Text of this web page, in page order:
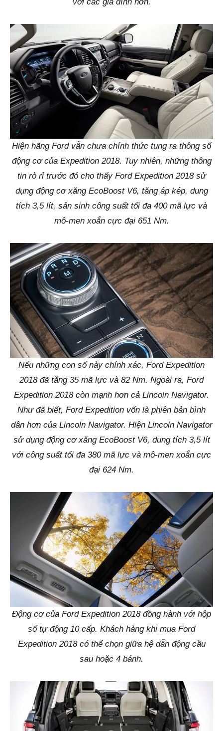
Hiện hãng Ford vẫn chưa chính thức tung ra thông số
động cơ của Expedition 2018. Tuy nhiên, những thông
tin rò rỉ trước đó cho thấy Ford Expedition 2018 sử
dụng động cơ xăng EcoBoost V6, tăng áp kép, dung
tích 3,5 lít, sản sinh công suất tối đa 400 mã lực và
mô-men xoắn cực đại 651 Nm.
Nếu những con số này chính xác, Ford Expedition
2018 đã tăng 35 mã lực và 82 Nm. Ngoài ra, Ford
Expedition 2018 còn mạnh hơn cả Lincoln Navigator.
Như đã biết, Ford Expedition vốn là phiên bản bình
dân hơn của Lincoln Navigator. Hiện Lincoln Navigator
sử dụng động cơ xăng EcoBoost V6, dung tích 3,5 lít
với công suất tối đa 380 mã lực và mô-men xoắn cực
đại 624 Nm.
Động cơ của Ford Expedition 2018 đồng hành với hộp
số tự động 10 cấp. Khách hàng khi mua Ford
Expedition 2018 có thể chọn giữa hệ dẫn động cầu
sau hoặc 4 bánh.